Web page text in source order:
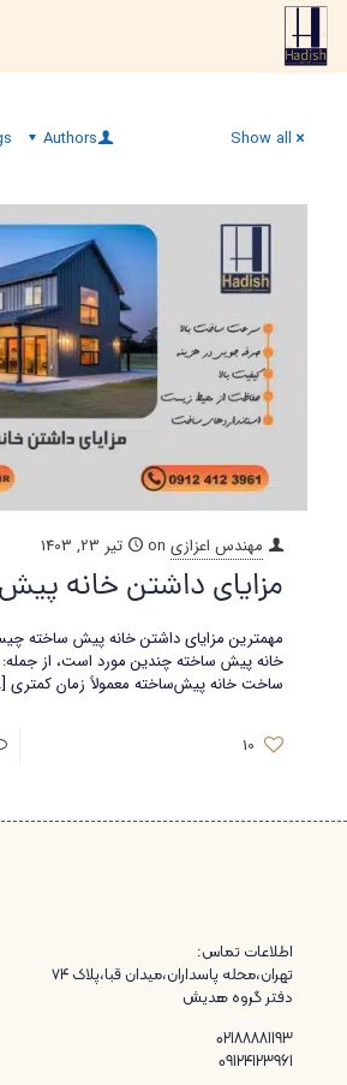
Authors Show all
مهندس اعزازی on تیر 23, 1403
مزایای داشتن خانه
مهمترین مزایای داشتن خانه پیش ساخته
خانه پیش ساخته چندین مورد است، از جمله:
ساخت خانه پیش‌ساخته معمولاً زمان کمتری
10
اطلاعات تماس:
تهران،محله پاسداران،میدان قبا،پلاک ۷۴
دفتر گروه هدیش
02188881193
09124123961